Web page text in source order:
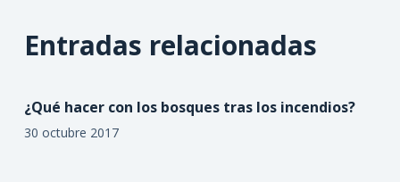
Entradas relacionadas
¿Qué hacer con los bosques tras los incendios?
30 octubre 2017